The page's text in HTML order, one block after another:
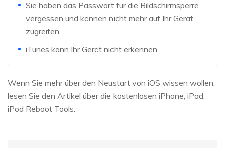
Sie haben das Passwort für die Bildschirmsperre
vergessen und können nicht mehr auf Ihr Gerät
zugreifen.
iTunes kann Ihr Gerät nicht erkennen.
Wenn Sie mehr über den Neustart von iOS wissen wollen,
lesen Sie den Artikel über die kostenlosen iPhone, iPad,
iPod Reboot Tools.